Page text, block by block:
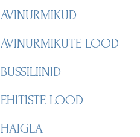
AVINURMIKUD
AVINURMIKUTE LOOD
BUSSILIINID
EHITISTE LOOD
HAIGLA